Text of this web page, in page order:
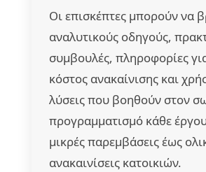
Οι επισκέπτες μπορούν να
αναλυτικούς οδηγούς,
συμβουλές, πληροφορίες
κόστος ανακαίνισης και
λύσεις που βοηθούν στον
προγραμματισμό κάθε
μικρές παρεμβάσεις έως
ανακαινίσεις κατοικιών.